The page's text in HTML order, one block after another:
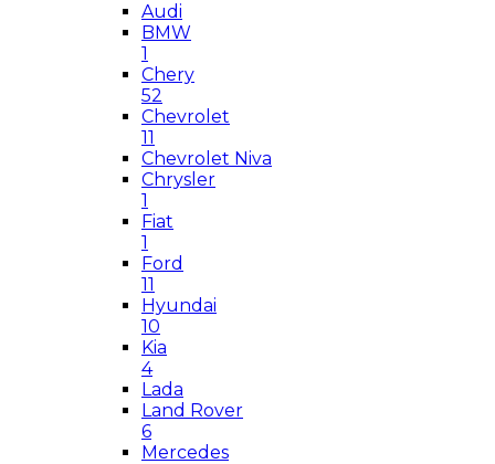
Audi
BMW
1
Chery
52
Chevrolet
11
Chevrolet Niva
Chrysler
1
Fiat
1
Ford
11
Hyundai
10
Kia
4
Lada
Land Rover
6
Mercedes